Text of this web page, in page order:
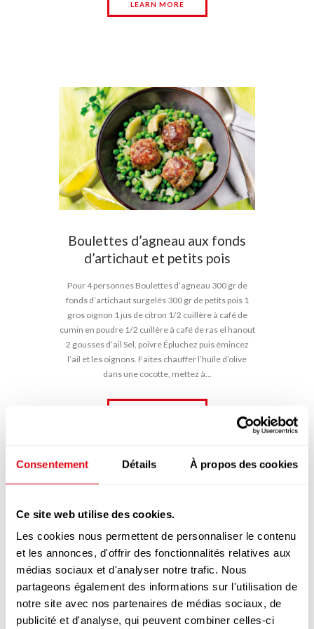
Consentement Détails À propos des cookies
Ce site web utilise des cookies.
Les cookies nous permettent de personnaliser le contenu
et les annonces, d'offrir des fonctionnalités relatives aux
médias sociaux et d'analyser notre trafic. Nous
partageons également des informations sur l'utilisation de
notre site avec nos partenaires de médias sociaux, de
publicité et d'analyse, qui peuvent combiner celles-ci
LEARN MORE
Boulettes d’agneau aux fonds
d’artichaut et petits pois
Pour 4 personnes Boulettes d’agneau 300 gr de
fonds d’artichaut surgelés 300 gr de petits pois 1
gros oignon 1 jus de citron 1/2 cuillère à café de
cumin en poudre 1/2 cuillère à café de ras el hanout
2 gousses d’ail Sel, poivre Épluchez puis émincez
l’ail et les oignons. Faites chauffer l’huile d’olive
dans une cocotte, mettez à…